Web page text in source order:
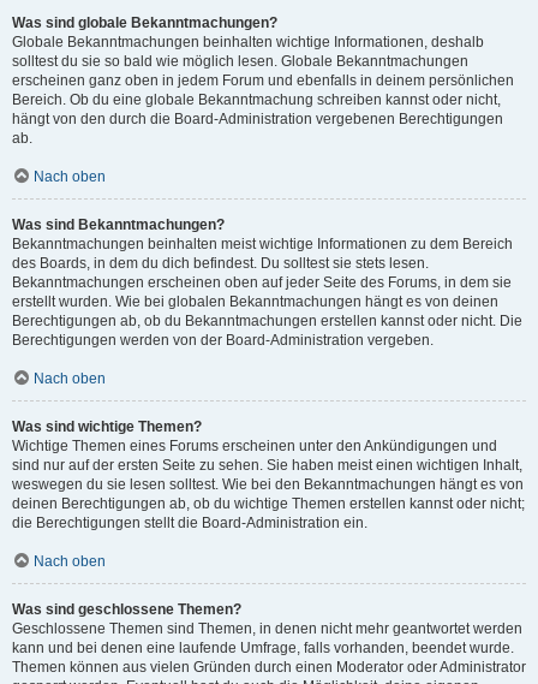
Was sind globale Bekanntmachungen?
Globale Bekanntmachungen beinhalten wichtige Informationen, deshalb
solltest du sie so bald wie möglich lesen. Globale Bekanntmachungen
erscheinen ganz oben in jedem Forum und ebenfalls in deinem persönlichen
Bereich. Ob du eine globale Bekanntmachung schreiben kannst oder nicht,
hängt von den durch die Board-Administration vergebenen Berechtigungen
ab.
Nach oben
Was sind Bekanntmachungen?
Bekanntmachungen beinhalten meist wichtige Informationen zu dem Bereich
des Boards, in dem du dich befindest. Du solltest sie stets lesen.
Bekanntmachungen erscheinen oben auf jeder Seite des Forums, in dem sie
erstellt wurden. Wie bei globalen Bekanntmachungen hängt es von deinen
Berechtigungen ab, ob du Bekanntmachungen erstellen kannst oder nicht. Die
Berechtigungen werden von der Board-Administration vergeben.
Nach oben
Was sind wichtige Themen?
Wichtige Themen eines Forums erscheinen unter den Ankündigungen und
sind nur auf der ersten Seite zu sehen. Sie haben meist einen wichtigen Inhalt,
weswegen du sie lesen solltest. Wie bei den Bekanntmachungen hängt es von
deinen Berechtigungen ab, ob du wichtige Themen erstellen kannst oder nicht;
die Berechtigungen stellt die Board-Administration ein.
Nach oben
Was sind geschlossene Themen?
Geschlossene Themen sind Themen, in denen nicht mehr geantwortet werden
kann und bei denen eine laufende Umfrage, falls vorhanden, beendet wurde.
Themen können aus vielen Gründen durch einen Moderator oder Administrator